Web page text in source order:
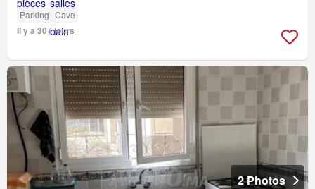
Parking Cave
Il y a 30+ jours
2 Photos